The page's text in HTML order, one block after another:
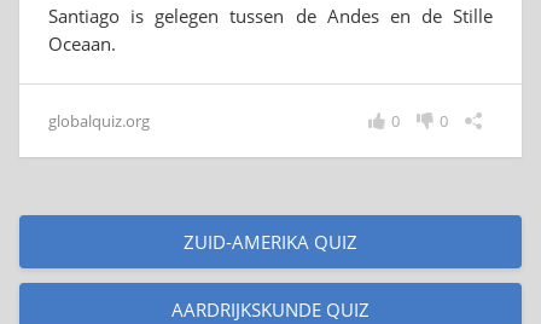
Santiago is gelegen tussen de Andes en de Stille
Oceaan.
globalquiz.org 0
0
ZUID-AMERIKA QUIZ
AARDRIJKSKUNDE QUIZ